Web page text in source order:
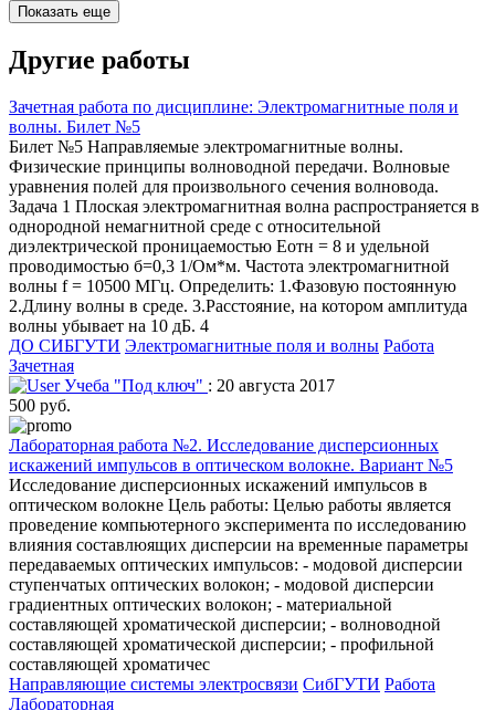
Показать еще
Другие работы
Зачетная работа по дисциплине: Электромагнитные поля и
волны. Билет №5
Билет №5 Направляемые электромагнитные волны.
Физические принципы волноводной передачи. Волновые
уравнения полей для произвольного сечения волновода.
Задача 1 Плоская электромагнитная волна распространяется в
однородной немагнитной среде с относительной
диэлектрической проницаемостью Еотн = 8 и удельной
проводимостью б=0,3 1/Ом*м. Частота электромагнитной
волны f = 10500 МГц. Определить: 1.Фазовую постоянную
2.Длину волны в среде. 3.Расстояние, на котором амплитуда
волны убывает на 10 дБ. 4
ДО СИБГУТИ Электромагнитные поля и волны Работа
Зачетная
Учеба "Под ключ" : 20 августа 2017
500 руб.
Лабораторная работа №2. Исследование дисперсионных
искажений импульсов в оптическом волокне. Вариант №5
Исследование дисперсионных искажений импульсов в
оптическом волокне Цель работы: Целью работы является
проведение компьютерного эксперимента по исследованию
влияния составлюящих дисперсии на временные параметры
передаваемых оптических импульсов: - модовой дисперсии
ступенчатых оптических волокон; - модовой дисперсии
градиентных оптических волокон; - материальной
составляющей хроматической дисперсии; - волноводной
составляющей хроматической дисперсии; - профильной
составляющей хроматичес
Направляющие системы электросвязи СибГУТИ Работа
Лабораторная